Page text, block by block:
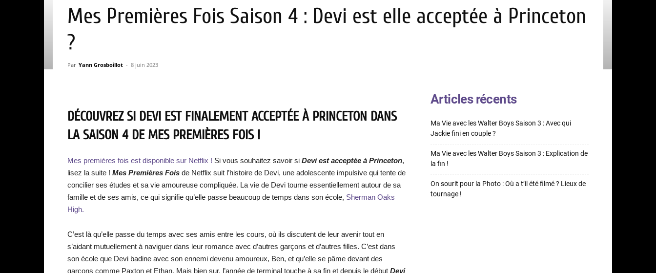
Mes Premières Fois Saison 4 : Devi est elle acceptée à Princeton
?
Par Yann Grosboillot - 8 juin 2023
DÉCOUVREZ SI DEVI EST FINALEMENT ACCEPTÉE À PRINCETON DANS
LA SAISON 4 DE MES PREMIÈRES FOIS !
Mes premières fois est disponible sur Netflix ! Si vous souhaitez savoir si Devi est acceptée à Princeton,
lisez la suite ! Mes Premières Fois de Netflix suit l’histoire de Devi, une adolescente impulsive qui tente de
concilier ses études et sa vie amoureuse compliquée. La vie de Devi tourne essentiellement autour de sa
famille et de ses amis, ce qui signifie qu’elle passe beaucoup de temps dans son école, Sherman Oaks
High.
C’est là qu’elle passe du temps avec ses amis entre les cours, où ils discutent de leur avenir tout en
s’aidant mutuellement à naviguer dans leur romance avec d’autres garçons et d’autres filles. C’est dans
son école que Devi badine avec son ennemi devenu amoureux, Ben, et qu’elle se pâme devant des
garçons comme Paxton et Ethan. Mais bien sur, l’année de terminal touche à sa fin et depuis le début Devi
Articles récents
Ma Vie avec les Walter Boys Saison 3 : Avec qui
Jackie fini en couple ?
Ma Vie avec les Walter Boys Saison 3 : Explication de
la fin !
On sourit pour la Photo : Où a t’il été filmé ? Lieux de
tournage !